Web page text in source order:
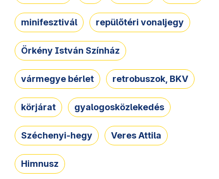
minifesztivál repülőtéri vonaljegy
Örkény István Színház
vármegye bérlet retrobuszok, BKV
körjárat gyalogosközlekedés
Széchenyi-hegy Veres Attila
Himnusz